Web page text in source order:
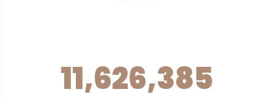
11,626,385